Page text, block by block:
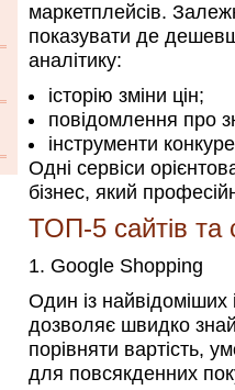
маркетплейсів.
показувати де
аналітику:
історію зміни цін;
повідомлення про
інструменти
Одні сервіси
бізнес, який
ТОП-5 сайтів та
1. Google Shopping
Один із найвідоміших
дозволяє швидко
порівняти вартість,
для повсякденних